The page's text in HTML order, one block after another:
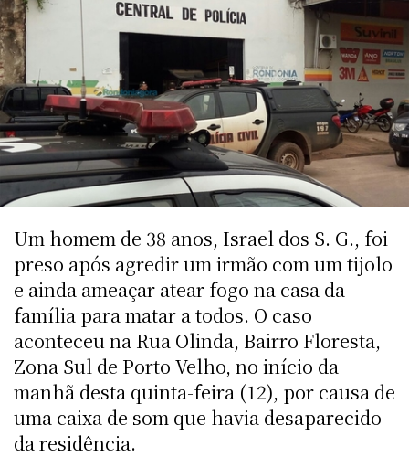
Um homem de 38 anos, Israel dos S. G., foi
preso após agredir um irmão com um tijolo
e ainda ameaçar atear fogo na casa da
família para matar a todos. O caso
aconteceu na Rua Olinda, Bairro Floresta,
Zona Sul de Porto Velho, no início da
manhã desta quinta-feira (12), por causa de
uma caixa de som que havia desaparecido
da residência.